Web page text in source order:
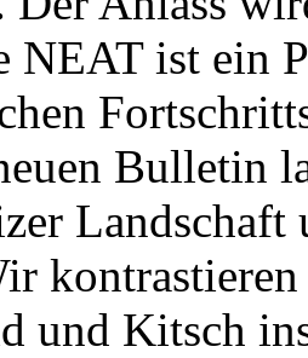
NEAT ist ein
Bulletin
und Kitsch